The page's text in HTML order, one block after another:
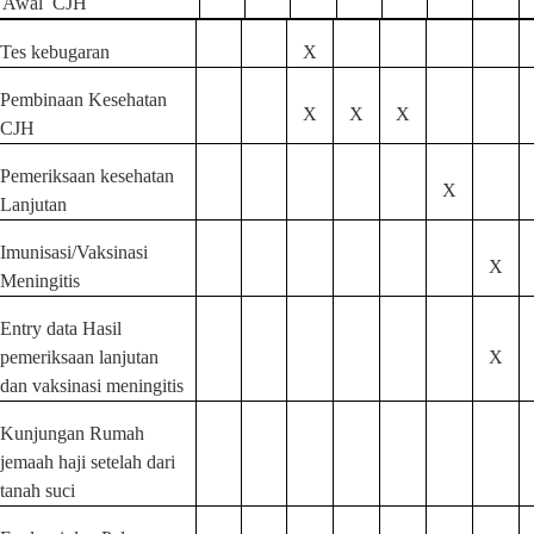
Tes kebugaran X
Pembinaan Kesehatan
CJH
X X X
Pemeriksaan kesehatan
Lanjutan
X
Imunisasi/Vaksinasi
Meningitis
X
Entry data Hasil
pemeriksaan lanjutan
dan vaksinasi meningitis
X
Kunjungan Rumah
jemaah haji setelah dari
tanah suci